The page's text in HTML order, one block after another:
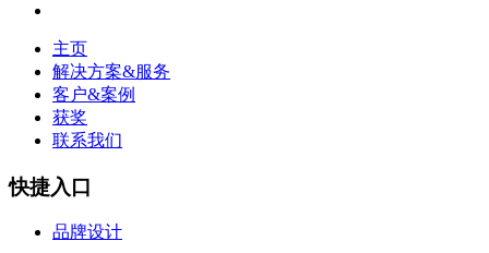
主页
解决方案&服务
客户&案例
获奖
联系我们
快捷入口
品牌设计